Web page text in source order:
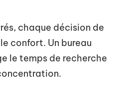
chaque décision de
confort. Un bureau
le temps de recherche